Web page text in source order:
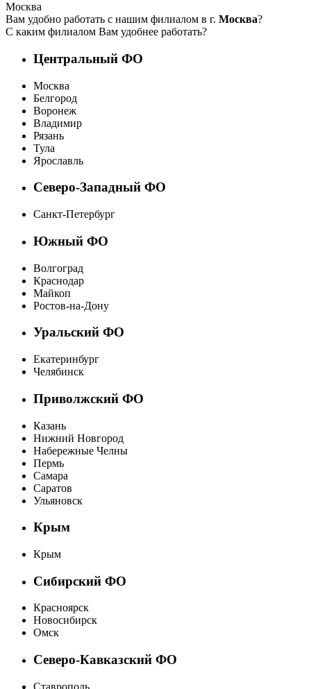
Москва
Вам удобно работать с нашим филиалом в г. Москва?
С каким филиалом Вам удобнее работать?
Центральный ФО
Москва
Белгород
Воронеж
Владимир
Рязань
Тула
Ярославль
Северо-Западный ФО
Санкт-Петербург
Южный ФО
Волгоград
Краснодар
Майкоп
Ростов-на-Дону
Уральский ФО
Екатеринбург
Челябинск
Приволжский ФО
Казань
Нижний Новгород
Набережные Челны
Пермь
Самара
Саратов
Ульяновск
Крым
Крым
Сибирский ФО
Красноярск
Новосибирск
Омск
Северо-Кавказский ФО
Ставрополь